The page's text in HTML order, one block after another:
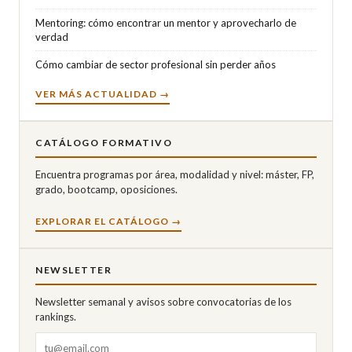
Mentoring: cómo encontrar un mentor y aprovecharlo de
verdad
Cómo cambiar de sector profesional sin perder años
VER MÁS ACTUALIDAD →
CATÁLOGO FORMATIVO
Encuentra programas por área, modalidad y nivel: máster, FP,
grado, bootcamp, oposiciones.
EXPLORAR EL CATÁLOGO →
NEWSLETTER
Newsletter semanal y avisos sobre convocatorias de los
rankings.